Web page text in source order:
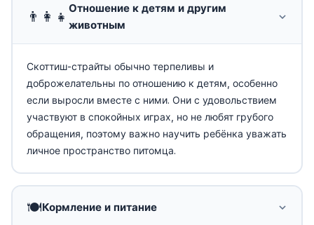
👨‍👩‍👧
Отношение к детям и другим
животным
Скоттиш-страйты обычно терпеливы и
доброжелательны по отношению к детям, особенно
если выросли вместе с ними. Они с удовольствием
участвуют в спокойных играх, но не любят грубого
обращения, поэтому важно научить ребёнка уважать
личное пространство питомца.
🍽️Кормление и питание